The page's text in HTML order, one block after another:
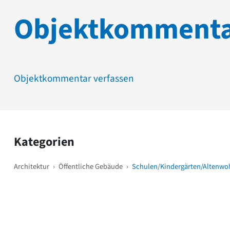
Objektkommentar verfassen
Kategorien
Architektur › Öffentliche Gebäude › Schulen/Kindergärten/